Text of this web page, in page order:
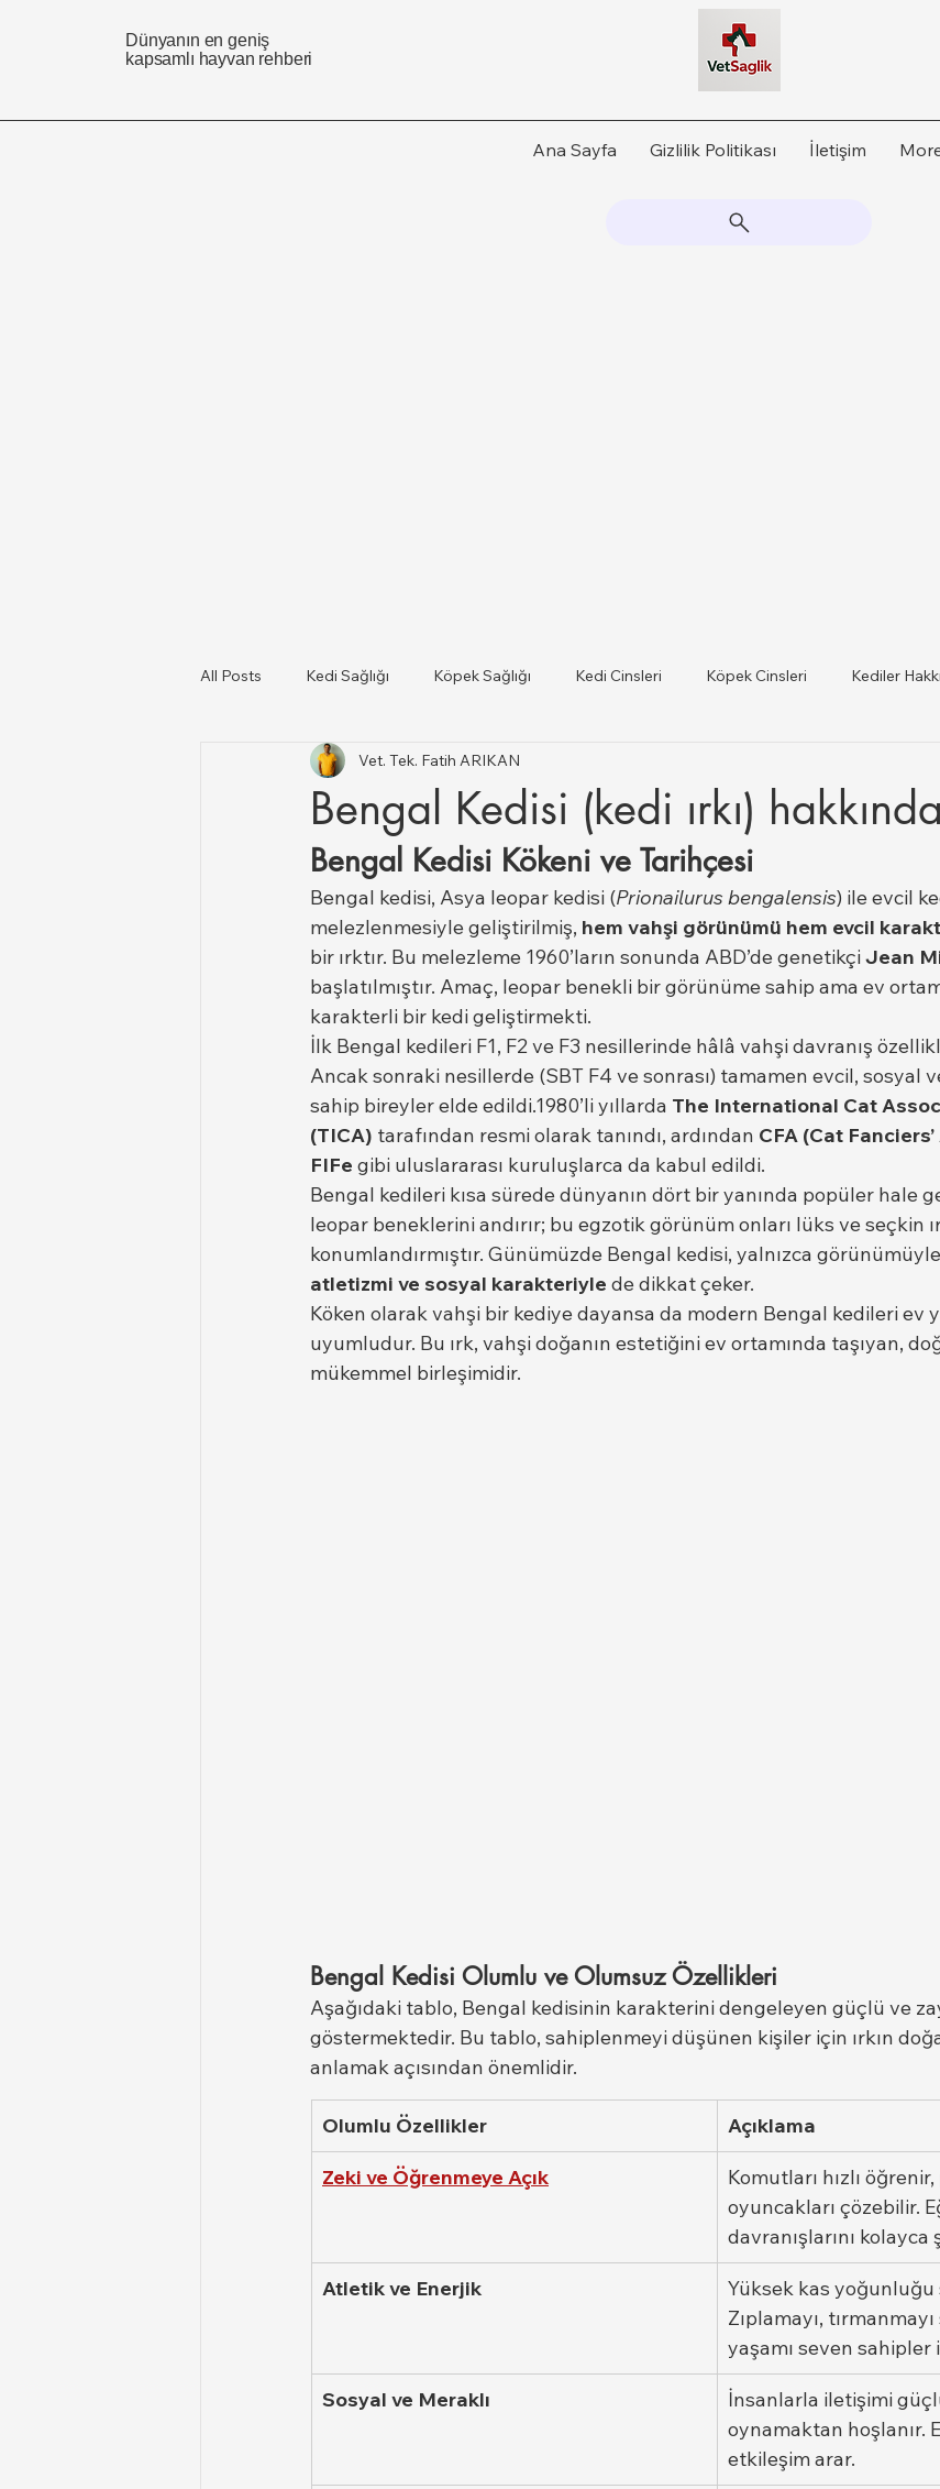
Dünyanın en geniş
kapsamlı hayvan rehberi
Ana Sayfa Gizlilik Politikası İletişim
All Posts Kedi Sağlığı Köpek Sağlığı Kedi Cinsleri Köpek Cinsleri Kediler
Kediler Ve Köpekler Türkiye il ilce Veteriner Listesi
Büyükbaş ve Küçükbaş Hayvan Sağlığı
Bengal Kedisi (kedi ırkı)
Vet. Tek. Fatih ARIKAN
Bengal Kedisi Kökeni ve Tarihçesi
Bengal kedisi, Asya leopar kedisi (Prionailurus bengalensis) ile evcil
melezlenmesiyle geliştirilmiş, hem vahşi görünümü hem evcil
bir ırktır. Bu melezleme 1960’ların sonunda ABD’de genetikçi Jean
başlatılmıştır. Amaç, leopar benekli bir görünüme sahip ama ev
karakterli bir kedi geliştirmekti.
İlk Bengal kedileri F1, F2 ve F3 nesillerinde hâlâ vahşi davranış
Ancak sonraki nesillerde (SBT F4 ve sonrası) tamamen evcil, sosyal
sahip bireyler elde edildi.1980’li yıllarda The International Cat
(TICA) tarafından resmi olarak tanındı, ardından CFA (Cat
FIFe gibi uluslararası kuruluşlarca da kabul edildi.
Bengal kedileri kısa sürede dünyanın dört bir yanında popüler hale
leopar beneklerini andırır; bu egzotik görünüm onları lüks ve seçkin
konumlandırmıştır. Günümüzde Bengal kedisi, yalnızca
atletizmi ve sosyal karakteriyle de dikkat çeker.
Köken olarak vahşi bir kediye dayansa da modern Bengal kedileri ev
uyumludur. Bu ırk, vahşi doğanın estetiğini ev ortamında taşıyan,
mükemmel birleşimidir.
Bengal Kedisi Olumlu ve Olumsuz Özellikleri
Aşağıdaki tablo, Bengal kedisinin karakterini dengeleyen güçlü ve
göstermektedir. Bu tablo, sahiplenmeyi düşünen kişiler için ırkın
anlamak açısından önemlidir.
Olumlu Özellikler Açıklama
Zeki ve Öğrenmeye Açık
Komutları hızlı
oyuncakları çözebilir.
davranışlarını
Atletik ve Enerjik
Yüksek kas
Zıplamayı,
yaşamı seven sahipler
Sosyal ve Meraklı
İnsanlarla iletişimi
oynamaktan hoşlanır.
etkileşim arar.